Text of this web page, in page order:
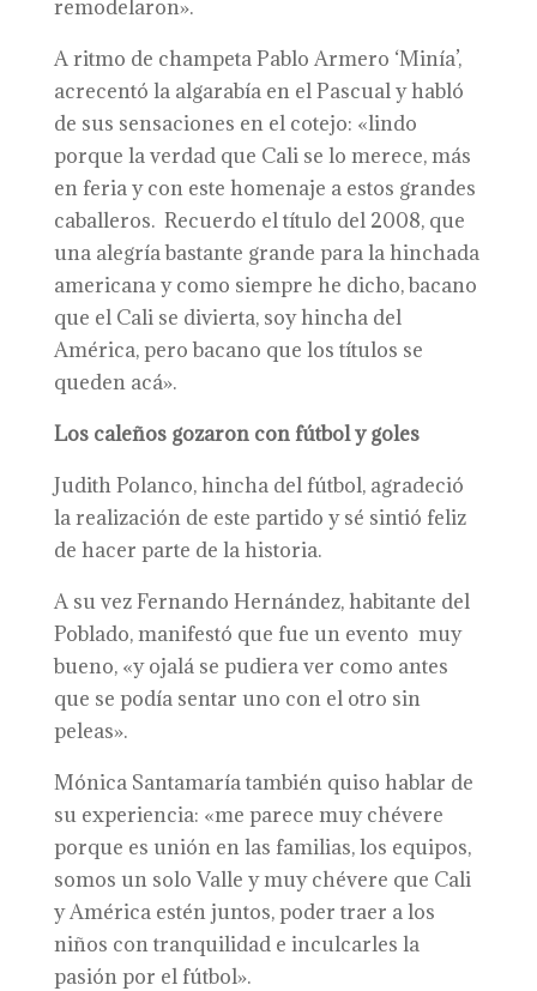
remodelaron».
A ritmo de champeta Pablo Armero ‘Minía’,
acrecentó la algarabía en el Pascual y habló
de sus sensaciones en el cotejo: «lindo
porque la verdad que Cali se lo merece, más
en feria y con este homenaje a estos grandes
caballeros. Recuerdo el título del 2008, que
una alegría bastante grande para la hinchada
americana y como siempre he dicho, bacano
que el Cali se divierta, soy hincha del
América, pero bacano que los títulos se
queden acá».
Los caleños gozaron con fútbol y goles
Judith Polanco, hincha del fútbol, agradeció
la realización de este partido y sé sintió feliz
de hacer parte de la historia.
A su vez Fernando Hernández, habitante del
Poblado, manifestó que fue un evento muy
bueno, «y ojalá se pudiera ver como antes
que se podía sentar uno con el otro sin
peleas».
Mónica Santamaría también quiso hablar de
su experiencia: «me parece muy chévere
porque es unión en las familias, los equipos,
somos un solo Valle y muy chévere que Cali
y América estén juntos, poder traer a los
niños con tranquilidad e inculcarles la
pasión por el fútbol».